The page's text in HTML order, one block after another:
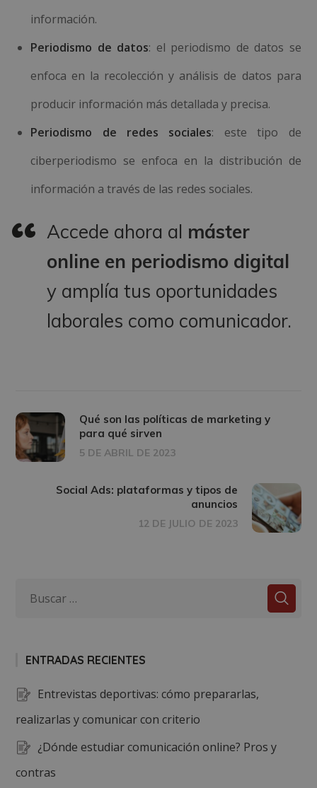
información.
Periodismo de datos: el periodismo de datos se
enfoca en la recolección y análisis de datos para
producir información más detallada y precisa.
Periodismo de redes sociales: este tipo de
ciberperiodismo se enfoca en la distribución de
información a través de las redes sociales.
Accede ahora al máster
online en periodismo digital
y amplía tus oportunidades
laborales como comunicador.
Qué son las políticas de marketing y
para qué sirven
5 DE ABRIL DE 2023
Social Ads: plataformas y tipos de
anuncios
12 DE JULIO DE 2023
ENTRADAS RECIENTES
Entrevistas deportivas: cómo prepararlas,
realizarlas y comunicar con criterio
¿Dónde estudiar comunicación online? Pros y
contras